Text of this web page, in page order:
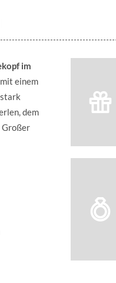
im
einem
dem
Großer